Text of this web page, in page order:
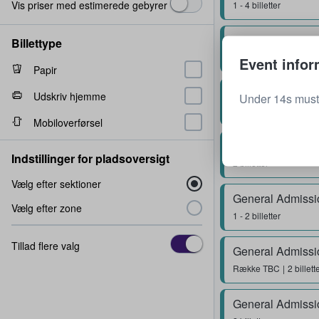
1 - 4 billetter
General
1 billet
General
General
1 - 2 billetter
General
Række TBC 2
General
Vis priser med estimerede gebyrer
Billettype
Papir
Udskriv hjemme
Mobiloverførsel
Indstillinger for pladsoversigt
Vælg efter sektioner
Vælg efter zone
Tillad flere valg
Event
Under 14s